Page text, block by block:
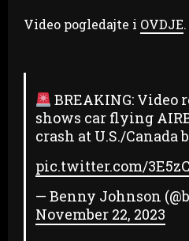
Video pogledajte i OVDJE.
BREAKING: Video
shows car flying
crash at U.S./Canada
pic.twitter.com/
— Benny Johnson
November 22, 2023